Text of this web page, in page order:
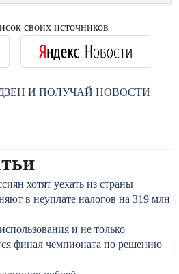
своих источников
И ПОЛУЧАЙ НОВОСТИ
хотят уехать из страны
в неуплате налогов на 319 млн
и не только
финал чемпионата по решению